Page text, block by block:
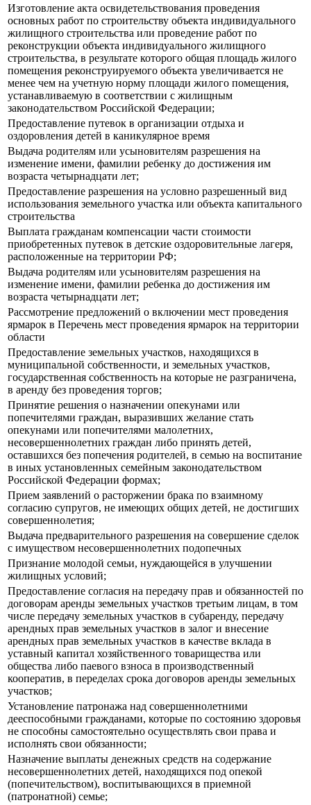
Изготовление акта освидетельствования проведения
основных работ по строительству объекта индивидуального
жилищного строительства или проведение работ по
реконструкции объекта индивидуального жилищного
строительства, в результате которого общая площадь жилого
помещения реконструируемого объекта увеличивается не
менее чем на учетную норму площади жилого помещения,
устанавливаемую в соответствии с жилищным
законодательством Российской Федерации;
Предоставление путевок в организации отдыха и
оздоровления детей в каникулярное время
Выдача родителям или усыновителям разрешения на
изменение имени, фамилии ребенку до достижения им
возраста четырнадцати лет;
Предоставление разрешения на условно разрешенный вид
использования земельного участка или объекта капитального
строительства
Выплата гражданам компенсации части стоимости
приобретенных путевок в детские оздоровительные лагеря,
расположенные на территории РФ;
Выдача родителям или усыновителям разрешения на
изменение имени, фамилии ребенка до достижения им
возраста четырнадцати лет;
Рассмотрение предложений о включении мест проведения
ярмарок в Перечень мест проведения ярмарок на территории
области
Предоставление земельных участков, находящихся в
муниципальной собственности, и земельных участков,
государственная собственность на которые не разграничена,
в аренду без проведения торгов;
Принятие решения о назначении опекунами или
попечителями граждан, выразивших желание стать
опекунами или попечителями малолетних,
несовершеннолетних граждан либо принять детей,
оставшихся без попечения родителей, в семью на воспитание
в иных установленных семейным законодательством
Российской Федерации формах;
Прием заявлений о расторжении брака по взаимному
согласию супругов, не имеющих общих детей, не достигших
совершеннолетия;
Выдача предварительного разрешения на совершение сделок
с имуществом несовершеннолетних подопечных
Признание молодой семьи, нуждающейся в улучшении
жилищных условий;
Предоставление согласия на передачу прав и обязанностей по
договорам аренды земельных участков третьим лицам, в том
числе передачу земельных участков в субаренду, передачу
арендных прав земельных участков в залог и внесение
арендных прав земельных участков в качестве вклада в
уставный капитал хозяйственного товарищества или
общества либо паевого взноса в производственный
кооператив, в переделах срока договоров аренды земельных
участков;
Установление патронажа над совершеннолетними
дееспособными гражданами, которые по состоянию здоровья
не способны самостоятельно осуществлять свои права и
исполнять свои обязанности;
Назначение выплаты денежных средств на содержание
несовершеннолетних детей, находящихся под опекой
(попечительством), воспитывающихся в приемной
(патронатной) семье;